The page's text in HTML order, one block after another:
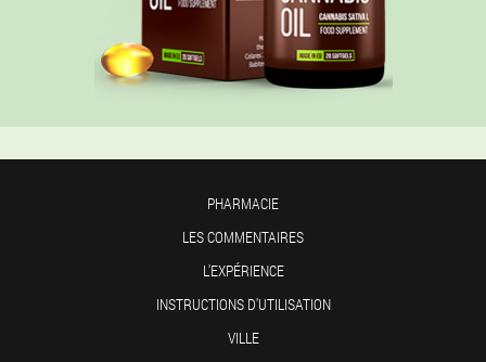
PHARMACIE
LES COMMENTAIRES
L'EXPÉRIENCE
INSTRUCTIONS D'UTILISATION
VILLE